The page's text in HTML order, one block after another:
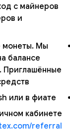
с майнеров
и
монеты. Мы
балансе
Приглашённые
или в фиате.
кабинете
referral/